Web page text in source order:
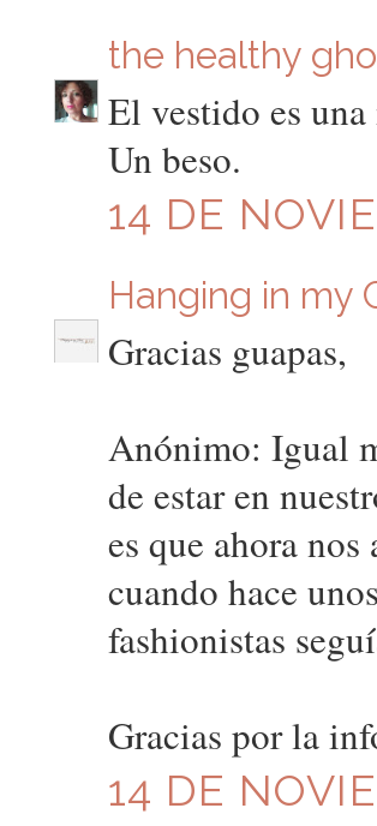
the healthy
El vestido es una
Un beso.
14 DE
Hanging in my
Gracias guapas,
Anónimo: Igual
de estar en
es que ahora
cuando hace
fashionistas
Gracias por la
14 DE